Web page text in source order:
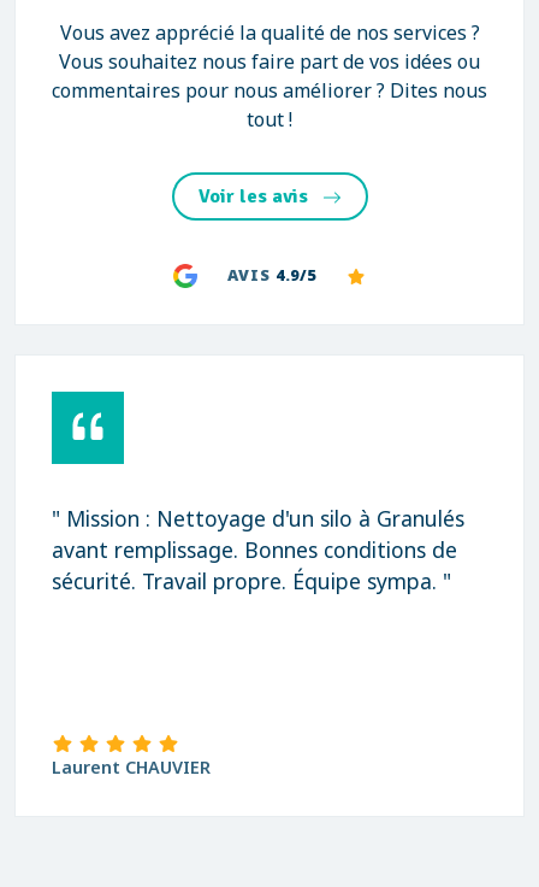
Vous avez apprécié la qualité de nos services ?
Vous souhaitez nous faire part de vos idées ou
commentaires pour nous améliorer ? Dites nous
tout !
Voir les avis
AVIS 4.9/5
" Mission : Nettoyage d'un silo à Granulés
avant remplissage. Bonnes conditions de
sécurité. Travail propre. Équipe sympa. "
Laurent CHAUVIER